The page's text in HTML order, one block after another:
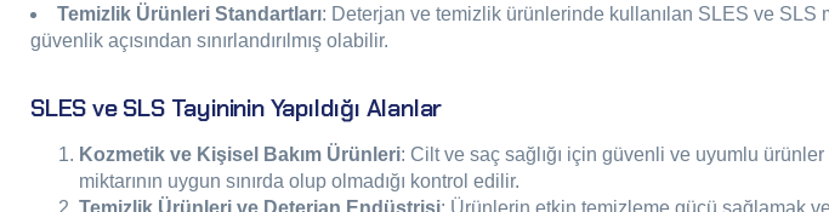
Temizlik Ürünleri Standartları: Deterjan ve temizlik ürünlerinde kullanılan SLES ve SLS
güvenlik açısından sınırlandırılmış olabilir.
SLES ve SLS Tayininin Yapıldığı Alanlar
Kozmetik ve Kişisel Bakım Ürünleri: Cilt ve saç sağlığı için güvenli ve uyumlu
miktarının uygun sınırda olup olmadığı kontrol edilir.
Temizlik Ürünleri ve Deterjan Endüstrisi: Ürünlerin etkin temizleme gücü sağlamak